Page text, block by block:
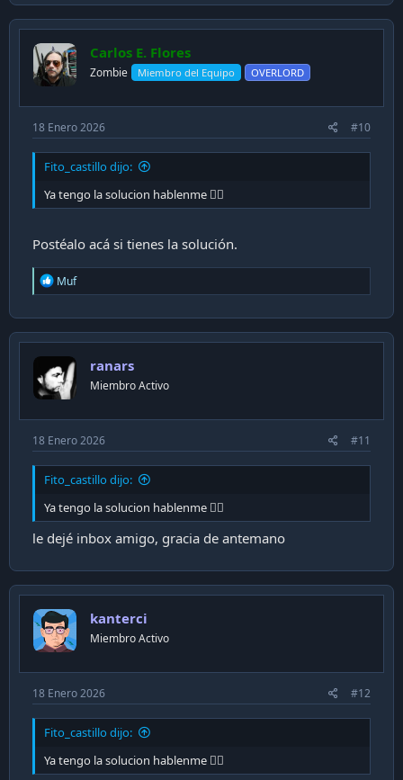
Carlos E. Flores
Zombie Miembro del Equipo OVERLORD
18 Enero 2026 #10
Fito_castillo dijo:
Ya tengo la solucion hablenme 👍🏻
Postéalo acá si tienes la solución.
R
e
c
t
o
n
s
Muf
ranars
Miembro Activo
18 Enero 2026 #11
Fito_castillo dijo:
Ya tengo la solucion hablenme 👍🏻
le dejé inbox amigo, gracia de antemano
kanterci
Miembro Activo
18 Enero 2026 #12
Fito_castillo dijo:
Ya tengo la solucion hablenme 👍🏻